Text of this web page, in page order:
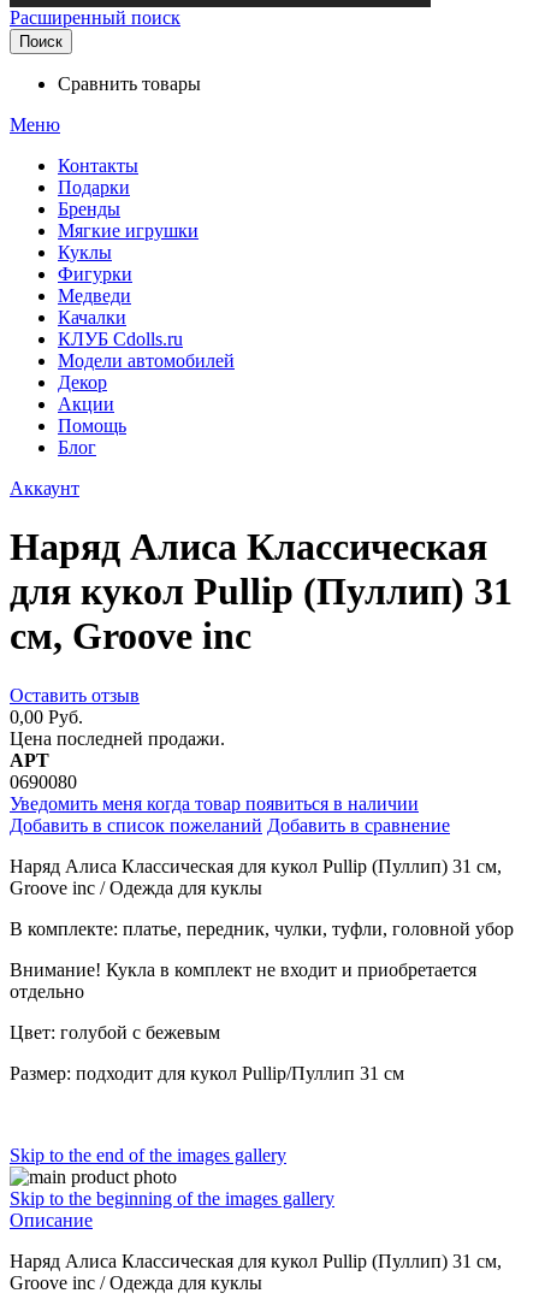
Расширенный поиск
Поиск
Сравнить товары
Меню
Контакты
Подарки
Бренды
Мягкие игрушки
Куклы
Фигурки
Медведи
Качалки
КЛУБ Cdolls.ru
Модели автомобилей
Декор
Акции
Помощь
Блог
Аккаунт
Наряд Алиса Классическая
для кукол Pullip (Пуллип) 31
см, Groove inc
Оставить отзыв
0,00 Руб.
Цена последней продажи.
АРТ
0690080
Уведомить меня когда товар появиться в наличии
Добавить в список пожеланий Добавить в сравнение
Наряд Алиса Классическая для кукол Pullip (Пуллип) 31 см,
Groove inc / Одежда для куклы
В комплекте: платье, передник, чулки, туфли, головной убор
Внимание! Кукла в комплект не входит и приобретается
отдельно
Цвет: голубой с бежевым
Размер: подходит для кукол Pullip/Пуллип 31 см
Skip to the end of the images gallery
Skip to the beginning of the images gallery
Описание
Наряд Алиса Классическая для кукол Pullip (Пуллип) 31 см,
Groove inc / Одежда для куклы